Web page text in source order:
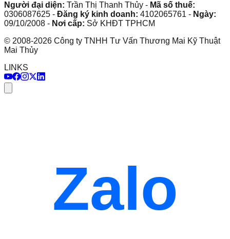
Người đại diện: Trần Thị Thanh Thủy - Mã số thuế:
0306087625 - Đăng ký kinh doanh: 4102065761 - Ngày:
09/10/2008 - Nơi cấp: Sở KHĐT TPHCM
© 2008-2026 Công ty TNHH Tư Vấn Thương Mai Kỹ Thuật
Mai Thủy
LINKS
Zalo